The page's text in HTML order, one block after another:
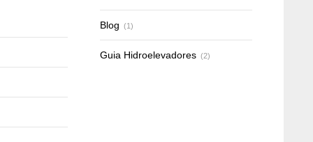
Blog (1)
Guia Hidroelevadores (2)